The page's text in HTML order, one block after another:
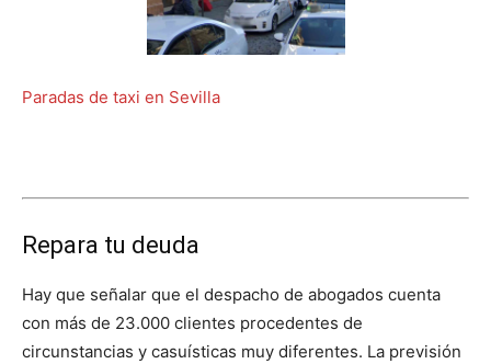
Paradas de taxi en Sevilla
Repara tu deuda
Hay que señalar que el despacho de abogados cuenta
con más de 23.000 clientes procedentes de
circunstancias y casuísticas muy diferentes. La previsión